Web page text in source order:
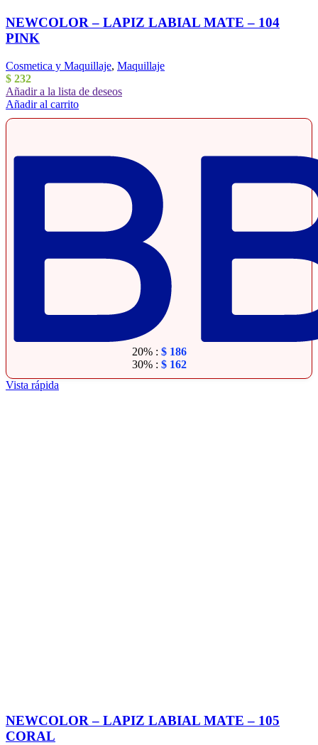
NEWCOLOR – LAPIZ LABIAL MATE – 104
PINK
Cosmetica y Maquillaje, Maquillaje
$ 232
Añadir a la lista de deseos
Añadir al carrito
20% : $186
30% : $162
Vista rápida
NEWCOLOR – LAPIZ LABIAL MATE – 105
CORAL